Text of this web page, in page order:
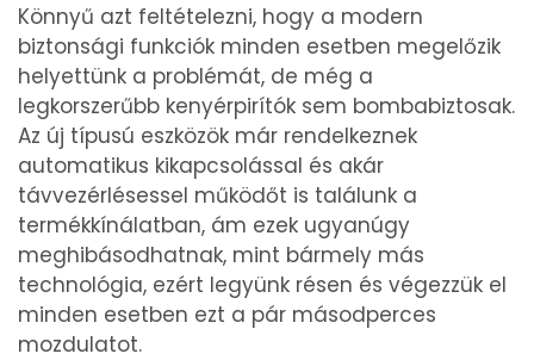
Könnyű azt feltételezni, hogy a modern
biztonsági funkciók minden esetben megelőzik
helyettünk a problémát, de még a
legkorszerűbb kenyérpirítók sem bombabiztosak.
Az új típusú eszközök már rendelkeznek
automatikus kikapcsolással és akár
távvezérlésessel működőt is találunk a
termékkínálatban, ám ezek ugyanúgy
meghibásodhatnak, mint bármely más
technológia, ezért legyünk résen és végezzük el
minden esetben ezt a pár másodperces
mozdulatot.